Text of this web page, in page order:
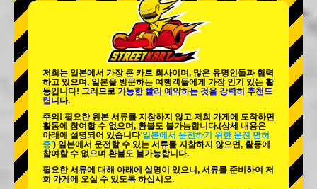
도쿄 아키하바라#1
도쿄 아키하바라#2
도쿄 시부야 애넥스 도쿄 베이
도쿄 아사쿠사 오사카
오키나와
저희는 일본에서 가장 큰 카트 회사이며, 많은 유명인들과 협력
하고 있으며, 일본을 방문하는 여행객들에게 가장 인기 있는 활
동입니다! 그러므로 가능한 빨리 예약하는 것을 강력히 추천드
립니다.
주의! 필요한 원본 서류를 지참하지 않고 저희 가게에 도착하면
활동에 참여할 수 없으며, 환불도 불가능합니다.(상세 내용은
아래에 설명되어 있습니다‘일본에서 운전하기 위한 운전 면허
증’) 일본에서 운전할 수 있는 서류를 지참하지 않으면, 활동에
참여할 수 없으며 환불도 불가능합니다.
필요한 서류에 대해 아래에 설명이 있으니, 서류를 준비하여 저
희 가게에 오실 수 있도록 하십시오.